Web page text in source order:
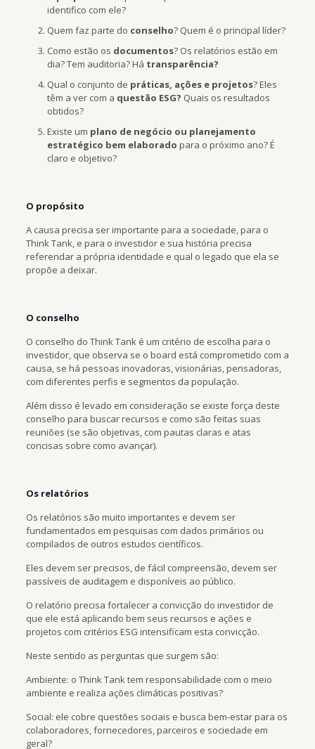
identifico com ele?
Quem faz parte do conselho? Quem é o principal líder?
Como estão os documentos? Os relatórios estão em
dia? Tem auditoria? Há transparência?
Qual o conjunto de práticas, ações e projetos? Eles
têm a ver com a questão ESG? Quais os resultados
obtidos?
Existe um plano de negócio ou planejamento
estratégico bem elaborado para o próximo ano? É
claro e objetivo?
O propósito
A causa precisa ser importante para a sociedade, para o
Think Tank, e para o investidor e sua história precisa
referendar a própria identidade e qual o legado que ela se
propõe a deixar.
O conselho
O conselho do Think Tank é um critério de escolha para o
investidor, que observa se o board está comprometido com a
causa, se há pessoas inovadoras, visionárias, pensadoras,
com diferentes perfis e segmentos da população.
Além disso é levado em consideração se existe força deste
conselho para buscar recursos e como são feitas suas
reuniões (se são objetivas, com pautas claras e atas
concisas sobre como avançar).
Os relatórios
Os relatórios são muito importantes e devem ser
fundamentados em pesquisas com dados primários ou
compilados de outros estudos científicos.
Eles devem ser precisos, de fácil compreensão, devem ser
passíveis de auditagem e disponíveis ao público.
O relatório precisa fortalecer a convicção do investidor de
que ele está aplicando bem seus recursos e ações e
projetos com critérios ESG intensificam esta convicção.
Neste sentido as perguntas que surgem são:
Ambiente: o Think Tank tem responsabilidade com o meio
ambiente e realiza ações climáticas positivas?
Social: ele cobre questões sociais e busca bem-estar para os
colaboradores, fornecedores, parceiros e sociedade em
geral?